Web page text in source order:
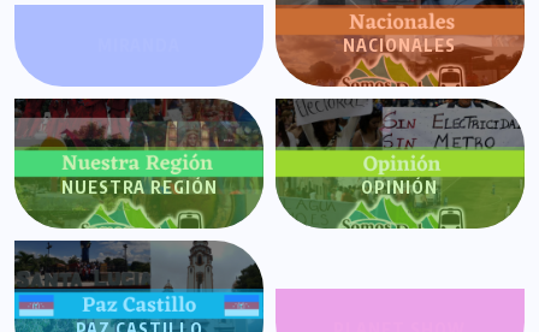
NACIONALES
NUESTRA REGIÓN OPINIÓN